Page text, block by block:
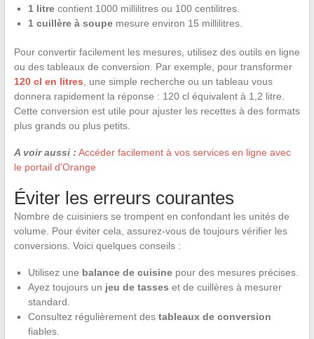
1 litrecontient 1000 millilitres ou 100 centilitres.
1 cuillère à soupemesure environ 15 millilitres.
Pour convertir facilement les mesures, utilisez des outils en ligne
ou des tableaux de conversion. Par exemple, pour transformer
120 cl en litres , une simple recherche ou un tableau vous
donnera rapidement la réponse : 120 cl équivalent à 1,2 litre.
Cette conversion est utile pour ajuster les recettes à des formats
plus grands ou plus petits.
A voir aussi : Accéder facilement à vos services en ligne avec
le portail d'Orange
Éviter les erreurs courantes
Nombre de cuisiniers se trompent en confondant les unités de
volume. Pour éviter cela, assurez-vous de toujours vérifier les
conversions. Voici quelques conseils :
Utilisez une balance de cuisinepour des mesures précises.
Ayez toujours un jeu de tasses et de cuillères à mesurer
standard.
Consultez régulièrement des tableaux de conversion
fiables.